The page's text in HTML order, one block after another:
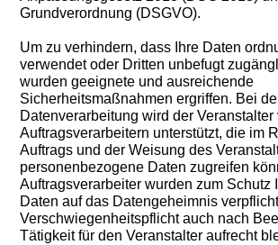
Grundverordnung (DSGVO).
Um zu verhindern, dass Ihre Daten
verwendet oder Dritten unbefugt
wurden geeignete und ausreichende
Sicherheitsmaßnahmen ergriffen. Bei
Datenverarbeitung wird der
Auftragsverarbeitern unterstützt, die im
Auftrags und der Weisung des
personenbezogene Daten zugreifen
Auftragsverarbeiter wurden zum Schutz
Daten auf das Datengeheimnis
Verschwiegenheitspflicht auch nach
Tätigkeit für den Veranstalter aufrecht